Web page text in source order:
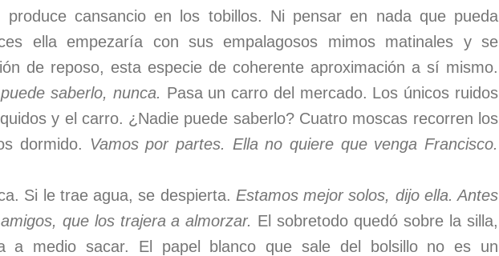
produce cansancio en los tobillos. Ni pensar en nada que pueda
ella empezaría con sus empalagosos mimos matinales y se
de reposo, esta especie de coherente aproximación a sí mismo.
saberlo, nunca. Pasa un carro del mercado. Los únicos ruidos
y el carro. ¿Nadie puede saberlo? Cuatro moscas recorren los
dormido. Vamos por partes. Ella no quiere que venga Francisco.
Si le trae agua, se despierta. Estamos mejor solos, dijo ella. Antes
que los trajera a almorzar. El sobretodo quedó sobre la silla,
a medio sacar. El papel blanco que sale del bolsillo no es un